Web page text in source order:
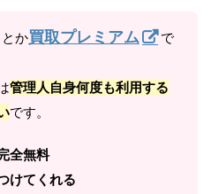
とか買取プレミアム
で
管理人自身何度も利用する
です。
全無料
けてくれる